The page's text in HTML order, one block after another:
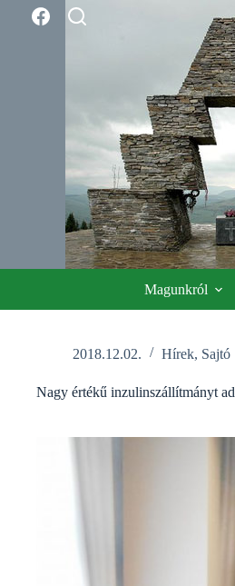
Magunkról
2018.12.02. Hírek, Sajtó
Nagy értékű inzulinszállítmányt